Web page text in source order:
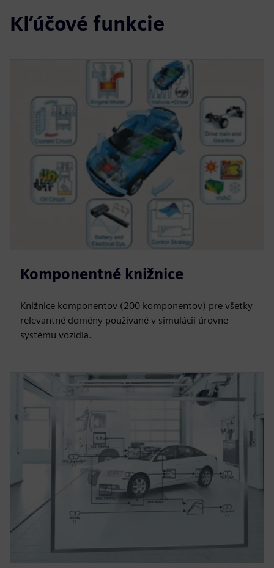
Kľúčové funkcie
Komponentné knižnice
Knižnice komponentov (200 komponentov) pre všetky
relevantné domény používané v simulácii úrovne
systému vozidla.